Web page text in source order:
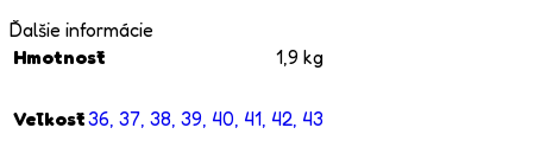
Ďalšie informácie
Hmotnosť
1,9 kg
Veľkosť36 37 38 39 40 41 42 43